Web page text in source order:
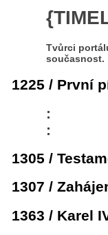
Tvůrci
současnost.
1225 / První
:
:
1305 /
1307 /
1363 / Karel